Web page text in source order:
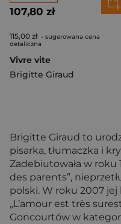
107,80 zł
115,00 zł - sugerowana cena
detaliczna
Vivre vite
Brigitte Giraud
Brigitte Giraud to
pisarka, tłumaczka i
Zadebiutowała w roku
des parents”,
polski. W roku 2007
„L’amour est très
Goncourtów w